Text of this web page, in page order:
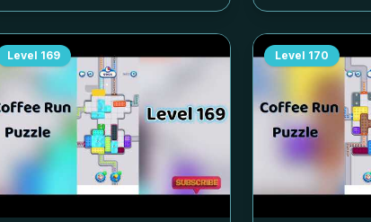
Level 169 Level 170